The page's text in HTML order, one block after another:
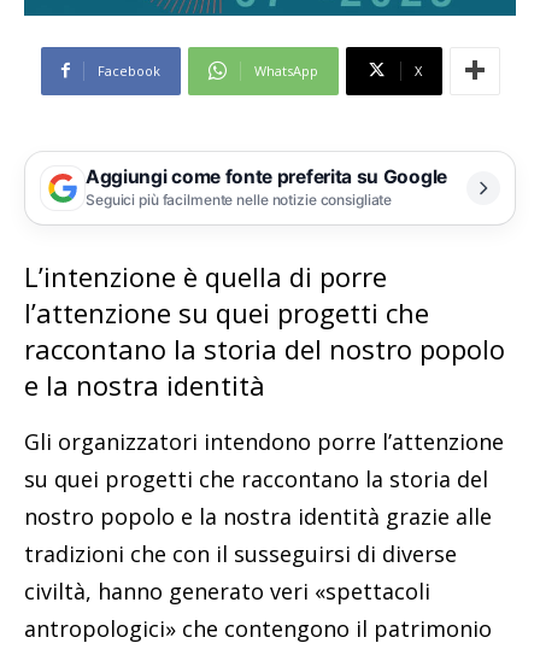
Facebook WhatsApp X
Aggiungi come fonte preferita su Google
Seguici più facilmente nelle notizie consigliate
L’intenzione è quella di porre
l’attenzione su quei progetti che
raccontano la storia del nostro popolo
e la nostra identità
Gli organizzatori intendono porre l’attenzione
su quei progetti che raccontano la storia del
nostro popolo e la nostra identità grazie alle
tradizioni che con il susseguirsi di diverse
civiltà, hanno generato veri «spettacoli
antropologici» che contengono il patrimonio